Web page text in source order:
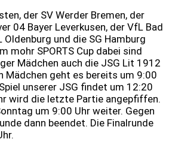
der SV Werder Bremen, der
04 Bayer Leverkusen, der VfL Bad
und die SG Hamburg
mohr SPORTS Cup dabei sind
Mädchen auch die JSG Lit 1912
Mädchen geht es bereits um 9:00
unserer JSG findet um 12:20
wird die letzte Partie angepfiffen.
um 9:00 Uhr weiter. Gegen
dann beendet. Die Finalrunde